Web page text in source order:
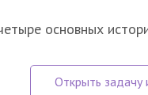
основных